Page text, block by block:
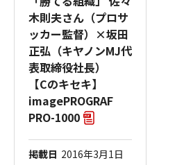
木則夫さん（プロサ
ッカー監督）×坂田
正弘（キヤノンMJ代
表取締役社長）
【Cのキセキ】
imagePROGRAF
PRO-1000
掲載日 2016年3月1日